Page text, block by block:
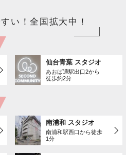
い！全国拡大中！
仙台青葉 スタジオ
あおば通駅出口2から
徒歩約2分
南浦和 スタジオ
南浦和駅西口から徒歩
1分